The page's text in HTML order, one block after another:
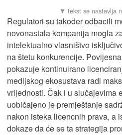
Regulatori su također odbacili
novonastala kompanija mogla
intelektualno vlasništvo
na štetu konkurencije.
pokazuje kontinuirano
medijskog ekosustava radi
vrijednosti. Čak i u slučajevima
uobičajeno je premještanje
nakon isteka licencnih prava, a
dokaze da će se ta strategija